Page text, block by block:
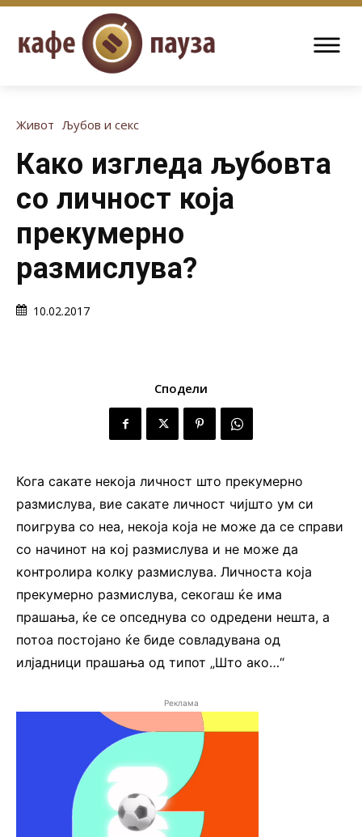
Живот Љубов и секс
Како изгледа љубовта
со личност која
прекумерно
размислува?
10.02.2017
Сподели
Кога сакате некоја личност што прекумерно
размислува, вие сакате личност чијшто ум си
поигрува со неа, некоја која не може да се справи
со начинот на кој размислува и не може да
контролира колку размислува. Личноста која
прекумерно размислува, секогаш ќе има
прашања, ќе се опседнува со одредени нешта, а
потоа постојано ќе биде совладувана од
илјадници прашања од типот „Што ако…“
Реклама